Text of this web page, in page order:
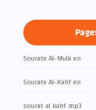
Sourate Al-Mulk en
Sourate Al-Kahf en
sourat al kahf mp3